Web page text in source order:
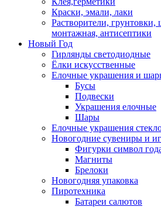
Краски, эмали, лаки
Растворители, грунтовки,
монтажная, антисептики
Новый Год
Гирлянды светодиодные
Ёлки искусственные
Елочные украшения и
Бусы
Подвески
Украшения елочные
Шары
Елочные украшения
Новогодние сувениры и
Фигурки символ
Магниты
Брелоки
Новогодняя упаковка
Пиротехника
Батареи салютов